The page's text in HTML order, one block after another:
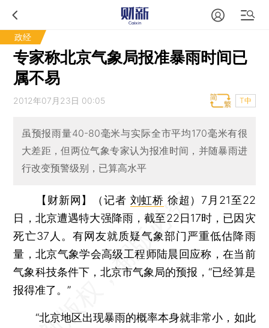
政经
专家称北京气象局报准暴雨时间已
属不易
2012年07月23日 00:05 T中
虽预报雨量40-80毫米与实际全市平均170毫米有很
大差距，但两位气象专家认为报准时间，并随暴雨进
行改变预警级别，已算高水平
【财新网】（记者 刘虹桥 徐超） 7月21至22
日，北京遭遇特大强降雨，截至22日17时，已因灾
死亡37人。有网友就质疑气象部门严重低估降雨
量，北京气象学会高级工程师陆晨回应称，在当前
气象科技条件下，北京市气象局的预报，“已经算是
报得准了。”
“北京地区出现暴雨的概率本身就非常小，如此